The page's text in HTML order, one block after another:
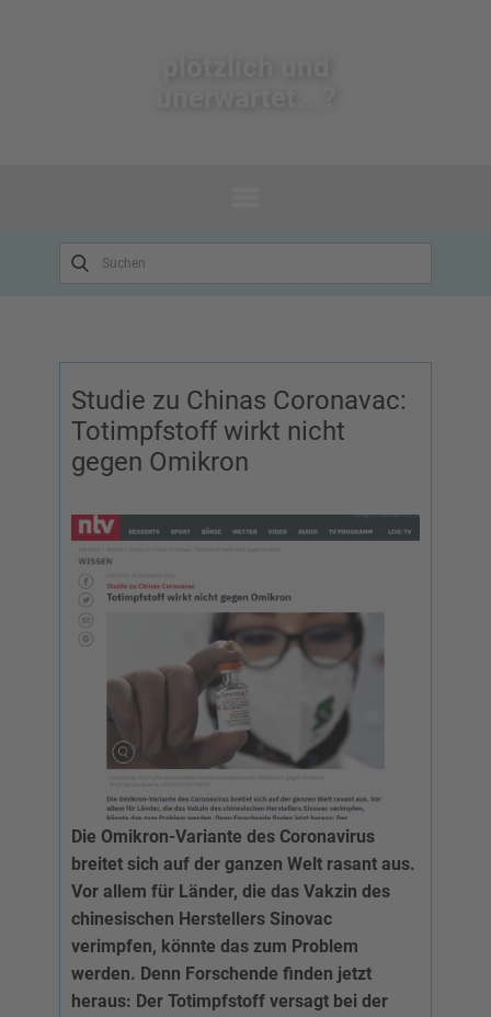
Studie zu Chinas Coronavac:
Totimpfstoff wirkt nicht
gegen Omikron
Die Omikron-Variante des Coronavirus
breitet sich auf der ganzen Welt rasant aus.
Vor allem für Länder, die das Vakzin des
chinesischen Herstellers Sinovac
verimpfen, könnte das zum Problem
werden. Denn Forschende finden jetzt
heraus: Der Totimpfstoff versagt bei der